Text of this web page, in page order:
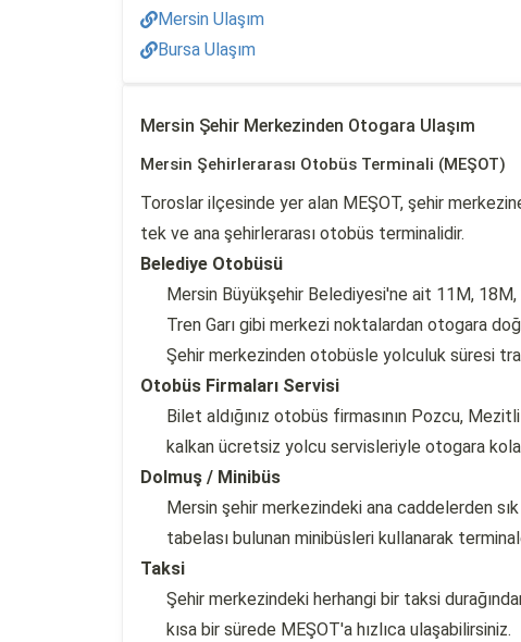
Mersin Ulaşım
Bursa Ulaşım
Mersin Şehir Merkezinden Otogara Ulaşım
Mersin Şehirlerarası Otobüs Terminali (MEŞOT)
Toroslar ilçesinde yer alan MEŞOT, şehir
tek ve ana şehirlerarası otobüs terminalidir.
Belediye Otobüsü
Mersin Büyükşehir Belediyesi'ne ait 11M,
Tren Garı gibi merkezi noktalardan otogara
Şehir merkezinden otobüsle yolculuk süresi
Otobüs Firmaları Servisi
Bilet aldığınız otobüs firmasının Pozcu,
kalkan ücretsiz yolcu servisleriyle otogara
Dolmuş / Minibüs
Mersin şehir merkezindeki ana caddelerden
tabelası bulunan minibüsleri kullanarak
Taksi
Şehir merkezindeki herhangi bir taksi
kısa bir sürede MEŞOT'a hızlıca ulaşabilirsiniz.